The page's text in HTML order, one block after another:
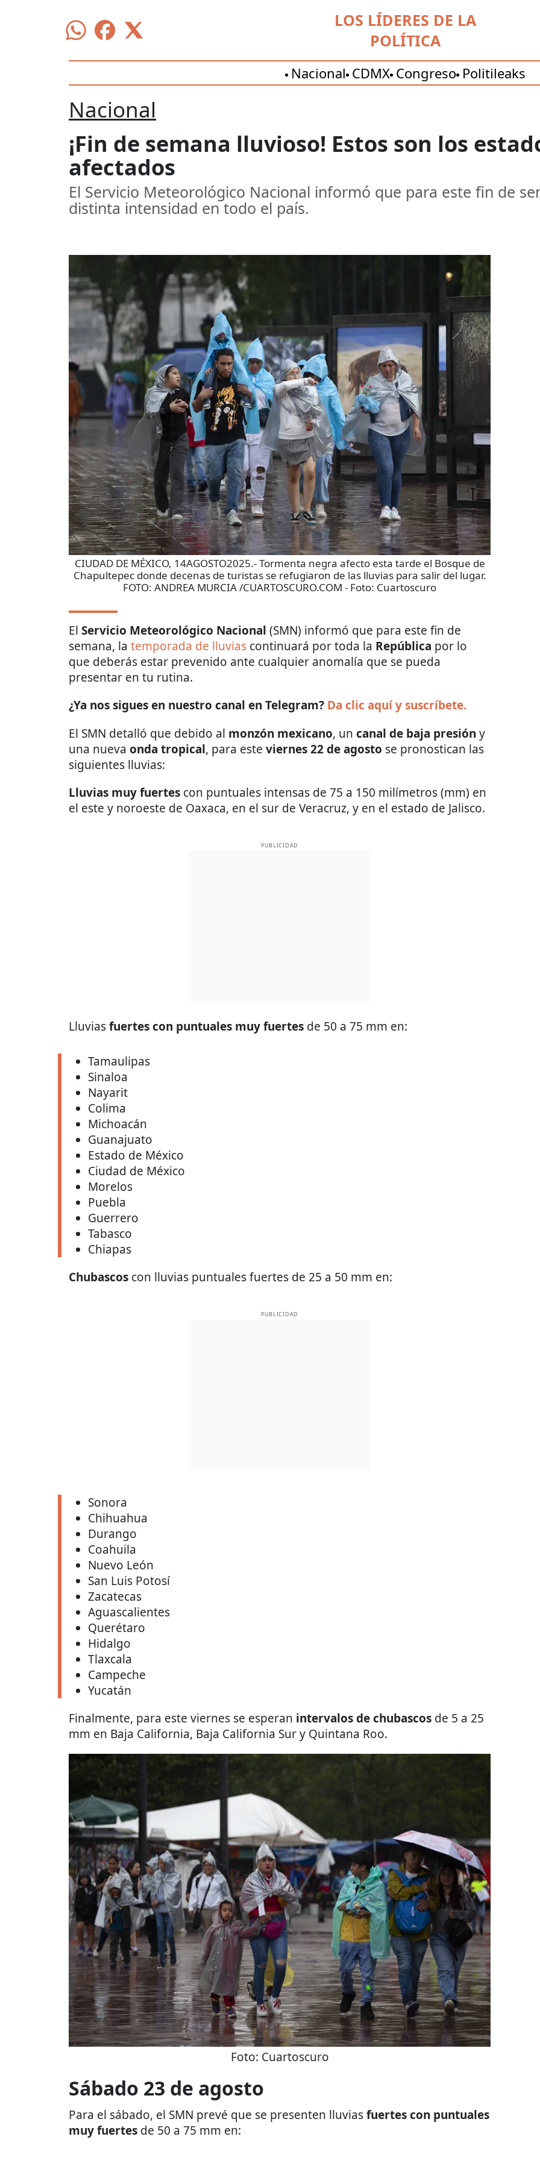
LOS LÍDERES DE LA
POLÍTICA
Nacional CDMX Congreso Politileaks
Nacional
¡Fin de semana lluvioso! Estos son los
afectados
El Servicio Meteorológico Nacional informó que para este fin de
distinta intensidad en todo el país.
CIUDAD DE MÉXICO, 14AGOSTO2025.- Tormenta negra afecto esta tarde el Bosque de
Chapultepec donde decenas de turistas se refugiaron de las lluvias para salir del lugar.
FOTO: ANDREA MURCIA /CUARTOSCURO.COM - Foto: Cuartoscuro
El Servicio Meteorológico Nacional (SMN) informó que para este fin de
semana, la temporada de lluvias continuará por toda la República por lo
que deberás estar prevenido ante cualquier anomalía que se pueda
presentar en tu rutina.
¿Ya nos sigues en nuestro canal en Telegram? Da clic aquí y suscríbete.
El SMN detalló que debido al monzón mexicano, un canal de baja presión y
una nueva onda tropical, para este viernes 22 de agosto se pronostican las
siguientes lluvias:
Lluvias muy fuertes con puntuales intensas de 75 a 150 milímetros (mm) en
el este y noroeste de Oaxaca, en el sur de Veracruz, y en el estado de Jalisco.
PUBLICIDAD
Lluviasfuertes con puntuales muy fuertes de 50 a 75 mm en:
Tamaulipas
Sinaloa
Nayarit
Colima
Michoacán
Guanajuato
Estado de México
Ciudad de México
Morelos
Puebla
Guerrero
Tabasco
Chiapas
Chubascos con lluvias puntuales fuertes de 25 a 50 mm en:
PUBLICIDAD
Sonora
Chihuahua
Durango
Coahuila
Nuevo León
San Luis Potosí
Zacatecas
Aguascalientes
Querétaro
Hidalgo
Tlaxcala
Campeche
Yucatán
Finalmente, para este viernes se esperan intervalos de chubascos de 5 a 25
mm en Baja California, Baja California Sur y Quintana Roo.
Foto: Cuartoscuro
Sábado 23 de agosto
Para el sábado, el SMN prevé que se presenten lluviasfuertes con puntuales
muy fuertes de 50 a 75 mm en: